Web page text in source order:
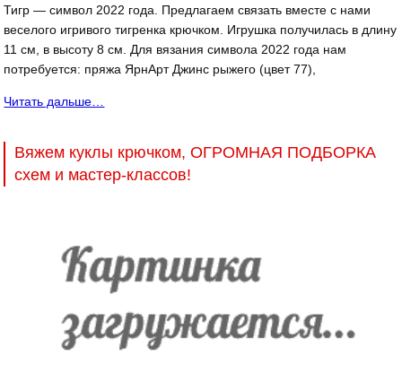
Тигр — символ 2022 года. Предлагаем связать вместе с нами
веселого игривого тигренка крючком. Игрушка получилась в длину
11 см, в высоту 8 см. Для вязания символа 2022 года нам
потребуется: пряжа ЯрнАрт Джинс рыжего (цвет 77),
Читать дальше…
Вяжем куклы крючком, ОГРОМНАЯ ПОДБОРКА
схем и мастер-классов!